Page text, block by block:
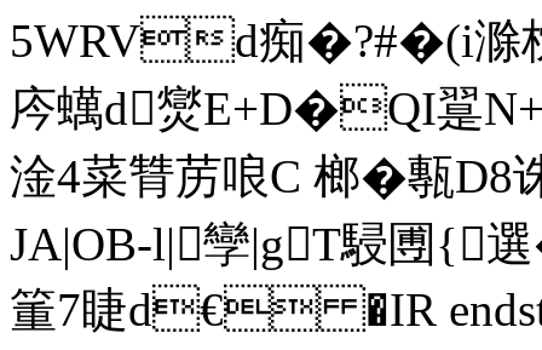
5WRVd痴 �?#�(i
庈蠇d爕E+D�QI翨
淦4菜甧苈哴C 榔�甎D8
JA|OB-l|孿|gT駸圑{
箽7睫d€ �IR